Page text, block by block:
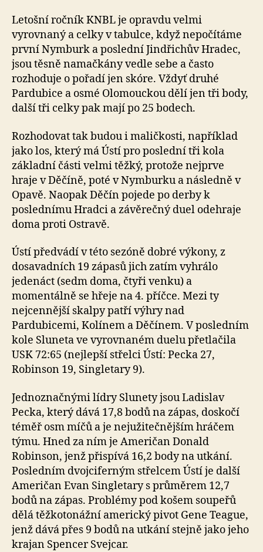
Letošní ročník KNBL je opravdu velmi
vyrovnaný a celky v tabulce, když nepočítáme
první Nymburk a poslední Jindřichův Hradec,
jsou těsně namačkány vedle sebe a často
rozhoduje o pořadí jen skóre. Vždyť druhé
Pardubice a osmé Olomouckou dělí jen tři body,
další tři celky pak mají po 25 bodech.
Rozhodovat tak budou i maličkosti, například
jako los, který má Ústí pro poslední tři kola
základní části velmi těžký, protože nejprve
hraje v Děčíně, poté v Nymburku a následně v
Opavě. Naopak Děčín pojede po derby k
poslednímu Hradci a závěrečný duel odehraje
doma proti Ostravě.
Ústí předvádí v této sezóně dobré výkony, z
dosavadních 19 zápasů jich zatím vyhrálo
jedenáct (sedm doma, čtyři venku) a
momentálně se hřeje na 4. příčce. Mezi ty
nejcennější skalpy patří výhry nad
Pardubicemi, Kolínem a Děčínem. V posledním
kole Sluneta ve vyrovnaném duelu přetlačila
USK 72:65 (nejlepší střelci Ústí: Pecka 27,
Robinson 19, Singletary 9).
Jednoznačnými lídry Slunety jsou Ladislav
Pecka, který dává 17,8 bodů na zápas, doskočí
téměř osm míčů a je nejužitečnějším hráčem
týmu. Hned za ním je Američan Donald
Robinson, jenž přispívá 16,2 body na utkání.
Posledním dvojciferným střelcem Ústí je další
Američan Evan Singletary s průměrem 12,7
bodů na zápas. Problémy pod košem soupeřů
dělá těžkotonážní americký pivot Gene Teague,
jenž dává přes 9 bodů na utkání stejně jako jeho
krajan Spencer Svejcar.